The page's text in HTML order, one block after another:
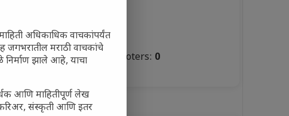
तटस्थ(0%, 3 Votes)
Total Voters: 0
अधिकाधिक वाचकांपर्यंत
जगभरातील मराठी वाचकांचे
झाले आहे, याचा
आणि माहितीपूर्ण लेख
संस्कृती आणि इतर